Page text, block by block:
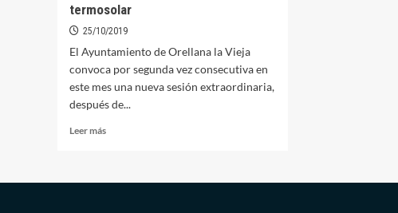
termosolar
25/10/2019
El Ayuntamiento de Orellana la Vieja
convoca por segunda vez consecutiva en
este mes una nueva sesión extraordinaria,
después de...
Leer másLeer